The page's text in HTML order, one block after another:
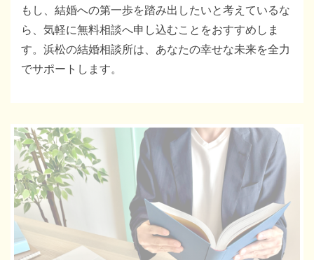
もし、結婚への第一歩を踏み出したいと考えているな
ら、気軽に無料相談へ申し込むことをおすすめしま
す。浜松の結婚相談所は、あなたの幸せな未来を全力
でサポートします。